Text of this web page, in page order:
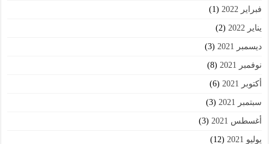
فبراير 2022 (1)
يناير 2022 (2)
ديسمبر 2021 (3)
نوفمبر 2021 (8)
أكتوبر 2021 (6)
سبتمبر 2021 (3)
أغسطس 2021 (3)
يوليو 2021 (12)